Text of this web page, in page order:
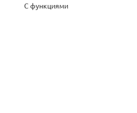
С функциями